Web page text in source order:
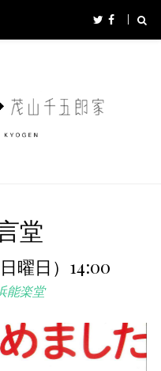
堂
曜日）14:00
能楽堂